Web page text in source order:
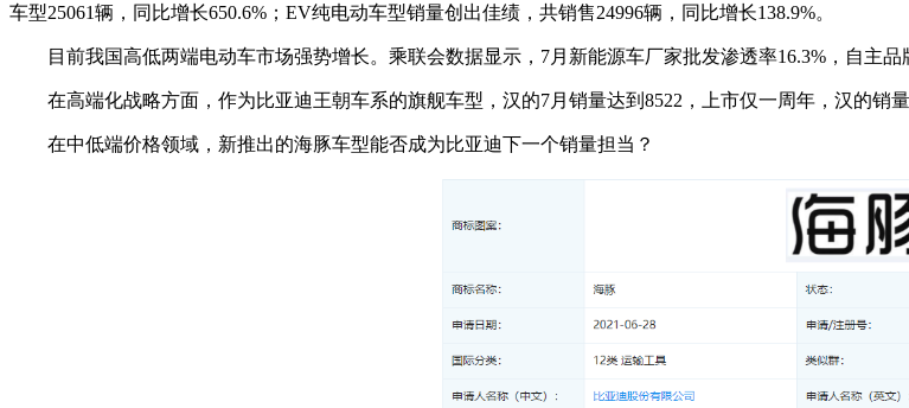
车型25061辆，同比增长650.6%；EV纯电动车型销量创出佳绩，共销售24996辆，同比增长138.9%。
目前我国高低两端电动车市场强势增长。乘联会数据显示，7月新能源车厂家批发渗透率16.3%，自主
在高端化战略方面，作为比亚迪王朝车系的旗舰车型，汉的7月销量达到8522，上市仅一周年，汉的销
在中低端价格领域，新推出的海豚车型能否成为比亚迪下一个销量担当？